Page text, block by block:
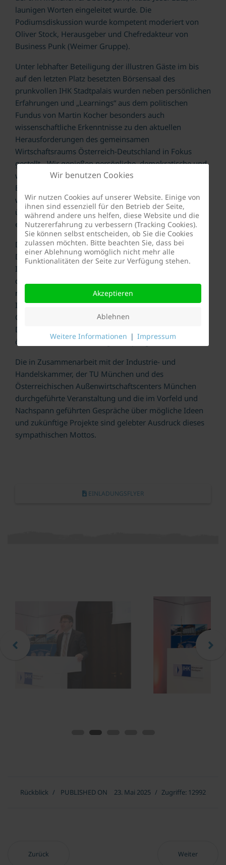
launigen Worten eingeleitet wurde. Die
Podiumsdiskussion wurde kompetent moderiert von
Oliver Stock, Herausgeber und Chefredakteur von
Business Punk (Weimer Gruppe).
Unter lebhafter Beteiligung der illustren Gäste im bis
auf den letzten Platz besetzten Börsensaal des
prunkvollen IHK Stadtpalais wurden neben persönlichen
Erfahrungen und „Learnings“ aus dem politischen
Fundus von Martin Kocher besonders auch
wissenschaftliche Erkenntnisse zu den aktuellen
Herausforderungen des gemeinsamen
Wirtschaftsraums Österreich-Deutschland in Fokus
gestellt. „Wir genießen persönliche, demokratische und
wirtschaftliche Freiheiten in Europa, die man in anderen
Erdteilen kaum findet. Nun geht es darum, diese auch
wahrzunehmen und kraftvoll zu nützen anstatt sich
über diverse Kleinigkeiten zu beklagen“, wurde zu
einem maßgeblichen Credo der Veranstaltung.
DFK-Vorsitzender Markus Walzl sieht den Auftrag des
Deutschen Freundeskreises erfüllt, die Universität
Innsbruck, die Medizinische Universität Innsbruck und
das MCI | Die Unternehmerische Hochschule® mit
renommierten Persönlichkeiten, Unternehmen und
Institutionen aus Wissenschaft, Wirtschaft und
Gesellschaft zusammenzubringen, nachbarschaftlichen
Dialog und Begegnung zu fördern und die deutsch-
österreichischen Beziehungen zu pflegen.
Die in Zusammenarbeit mit der Industrie- und
Handelskammer, der TU München und des
Österreichischen Außenwirtschaftscenters München
durchgeführte Veranstaltung und die im Vorfeld und
Nachspann geführten Gespräche über mögliche Ideen
und zukünftige Projekte sind gelebter Ausdruck dieses
sympathischen Mottos.
EINLADUNGSFLYER
Rückblick PUBLISHED ON 23. Mai 2025 Zugriffe: 12992
Vorheriger Beitrag: Fulminantes Joseph Schumpeter Forum 2025
Zurück Nächster
Weiter
Wir benutzen Cookies
Wir nutzen Cookies auf unserer Website. Einige von
ihnen sind essenziell für den Betrieb der Seite,
während andere uns helfen, diese Website und die
Nutzererfahrung zu verbessern (Tracking Cookies).
Sie können selbst entscheiden, ob Sie die Cookies
zulassen möchten. Bitte beachten Sie, dass bei
einer Ablehnung womöglich nicht mehr alle
Funktionalitäten der Seite zur Verfügung stehen.
Akzeptieren
Ablehnen
Weitere Informationen | Impressum